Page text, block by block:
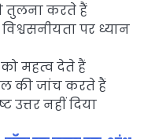
तुलना करते हैं
पर ध्यान
महत्व देते हैं
की जांच करते हैं
उत्तर नहीं दिया